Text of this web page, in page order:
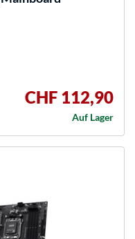
CHF 112,90
Auf Lager